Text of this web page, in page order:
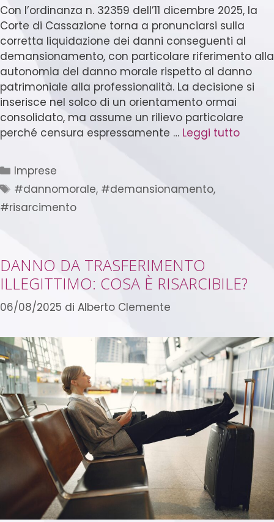
Con l’ordinanza n. 32359 dell’11 dicembre 2025, la
Corte di Cassazione torna a pronunciarsi sulla
corretta liquidazione dei danni conseguenti al
demansionamento, con particolare riferimento alla
autonomia del danno morale rispetto al danno
patrimoniale alla professionalità. La decisione si
inserisce nel solco di un orientamento ormai
consolidato, ma assume un rilievo particolare
perché censura espressamente … Leggi tutto
Imprese
#dannomorale, #demansionamento,
#risarcimento
DANNO DA TRASFERIMENTO
ILLEGITTIMO: COSA È RISARCIBILE?
06/08/2025 di Alberto Clemente